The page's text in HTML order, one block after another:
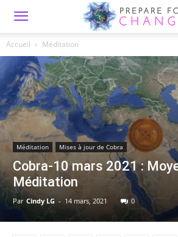
Accueil Méditation
Méditation Mises à jour de Cobra
Cobra-10 mars 2021 :
Méditation
Par Cindy LG - 14 mars, 2021 0